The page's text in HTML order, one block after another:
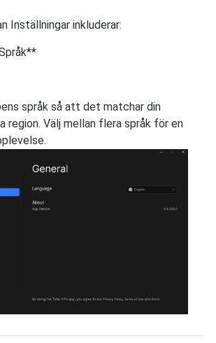
Inställningar inkluderar:
språk så att det matchar din
region. Välj mellan flera språk för en